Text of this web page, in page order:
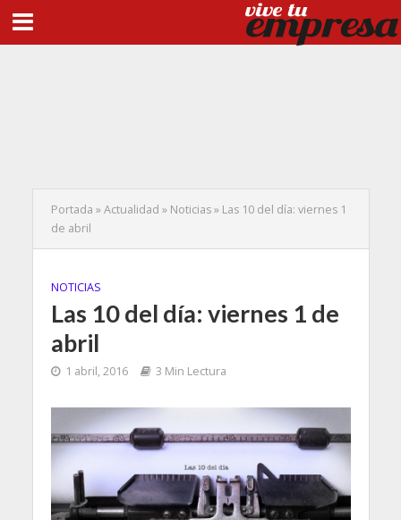
Portada »Actualidad » Noticias» Las 10 del día: viernes 1
de abril
NOTICIAS
Las 10 del día: viernes 1 de
abril
1 abril, 2016 3 Min Lectura